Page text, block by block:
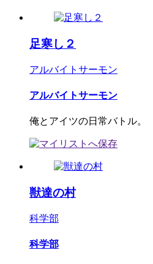
足寒し２
アルバイトサーモン
アルバイトサーモン
俺とアイツの日常バトル。
獣達の村
科学部
科学部